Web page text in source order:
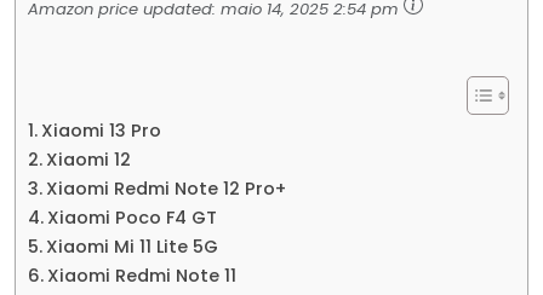
Amazon price updated: maio 14, 2025 2:54 pm
Xiaomi 13 Pro
Xiaomi 12
Xiaomi Redmi Note 12 Pro+
Xiaomi Poco F4 GT
Xiaomi Mi 11 Lite 5G
Xiaomi Redmi Note 11